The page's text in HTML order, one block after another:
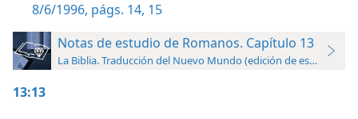
8/6/1996, págs. 14, 15
Notas de estudio de Romanos. Capítulo 13
La Biblia. Traducción del Nuevo Mundo (edición de estudio)
13:13